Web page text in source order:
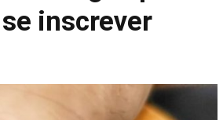
inscrever